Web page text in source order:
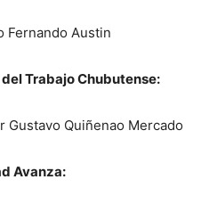
Fernando Austin
del Trabajo Chubutense:
Gustavo Quiñenao Mercado
Avanza: